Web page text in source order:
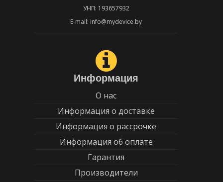
УНП: 193657932
E-mail: info@mydevice.by
Информация
О нас
Информация о доставке
Информация о рассрочке
Информация об оплате
Гарантия
Производители